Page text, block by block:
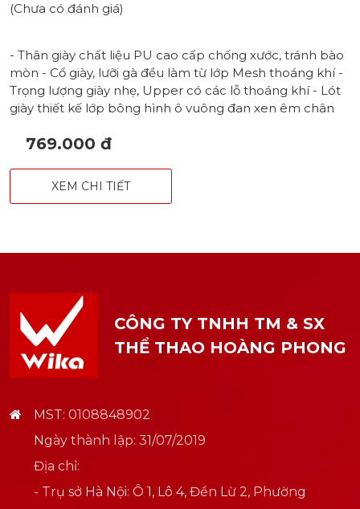
(Chưa có đánh giá)
- Thân giày chất liệu PU cao cấp chống xước, tránh bào
mòn - Cổ giày, lưỡi gà đều làm từ lớp Mesh thoáng khí -
Trọng lượng giày nhẹ, Upper có các lỗ thoáng khí - Lót
giày thiết kế lớp bông hình ô vuông đan xen êm chân
Lót giày & Đệm đế giữa EVA giảm chấn - Phần vòm giày
100% cao su với các rãnh hình tổ ong bám sân - Form
769.000 đ
XEM CHI TIẾT
CÔNG TY TNHH TM & SX
THỂ THAO HOÀNG PHONG
MST: 0108848902
Ngày thành lập: 31/07/2019
Địa chỉ:
- Trụ sở Hà Nội: Ô 1, Lô 4, Đền Lừ 2, Phường